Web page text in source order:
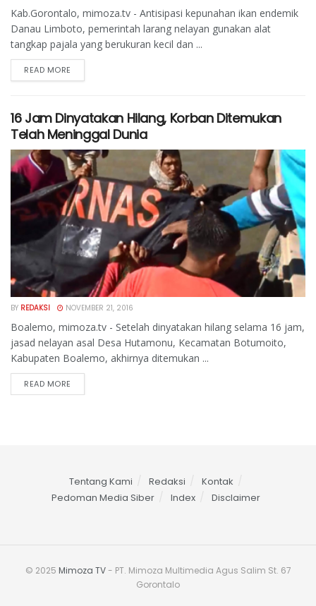
Kab.Gorontalo, mimoza.tv - Antisipasi kepunahan ikan endemik
Danau Limboto, pemerintah larang nelayan gunakan alat
tangkap pajala yang berukuran kecil dan ...
READ MORE
16 Jam Dinyatakan Hilang, Korban Ditemukan
Telah Meninggal Dunia
BY REDAKSI NOVEMBER 21, 2016
Boalemo, mimoza.tv - Setelah dinyatakan hilang selama 16 jam,
jasad nelayan asal Desa Hutamonu, Kecamatan Botumoito,
Kabupaten Boalemo, akhirnya ditemukan ...
READ MORE
Tentang Kami Redaksi
Kontak
Pedoman Media Siber
Index Disclaimer
© 2025 Mimoza TV- PT. Mimoza Multimedia Agus Salim St. 67
Gorontalo